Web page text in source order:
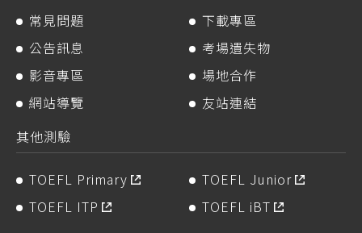
常見問題
下載專區
公告訊息
考場遺失物
影音專區
場地合作
網站導覽
友站連結
其他測驗
TOEFL Primary
TOEFL Junior
TOEFL ITP
TOEFL iBT